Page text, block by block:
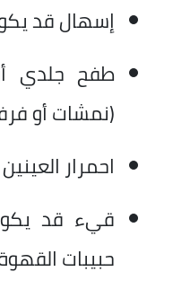
إسهال قد
طفح جلدي
(نمشات أو
احمرار
قيء قد
حبيبات